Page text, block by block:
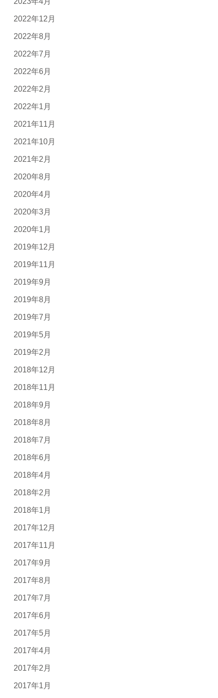
2022年12月
2022年8月
2022年7月
2022年6月
2022年2月
2022年1月
2021年11月
2021年10月
2021年2月
2020年8月
2020年4月
2020年3月
2020年1月
2019年12月
2019年11月
2019年9月
2019年8月
2019年7月
2019年5月
2019年2月
2018年12月
2018年11月
2018年9月
2018年8月
2018年7月
2018年6月
2018年4月
2018年2月
2018年1月
2017年12月
2017年11月
2017年9月
2017年8月
2017年7月
2017年6月
2017年5月
2017年4月
2017年2月
2017年1月